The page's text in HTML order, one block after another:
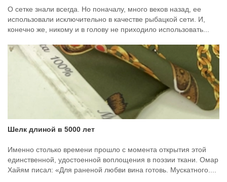
О сетке знали всегда. Но поначалу, много веков назад, ее
использовали исключительно в качестве рыбацкой сети. И,
конечно же, никому и в голову не приходило использовать...
Шелк длиной в 5000 лет
Именно столько времени прошло с момента открытия этой
единственной, удостоенной воплощения в поэзии ткани. Омар
Хайям писал: «Для раненой любви вина готовь. Мускатного....